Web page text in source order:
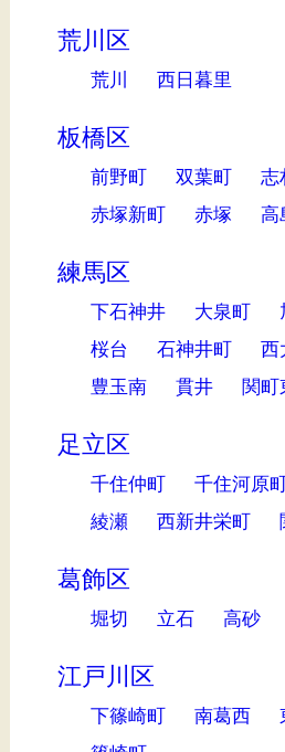
荒川区
荒川 西日暮里
板橋区
前野町 双葉町 志
赤塚新町
赤塚 高
練馬区
下石神井 大泉町
桜台
石神井町 西
豊玉南
貫井 関町
足立区
千住仲町 千住河原
綾瀬
西新井栄町
葛飾区
堀切 立石 高砂
江戸川区
下篠崎町 南葛西